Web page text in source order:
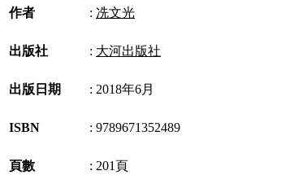
作者 : 冼文光
出版社 : 大河出版社
出版日期 : 2018年6月
ISBN : 9789671352489
頁數 : 201頁